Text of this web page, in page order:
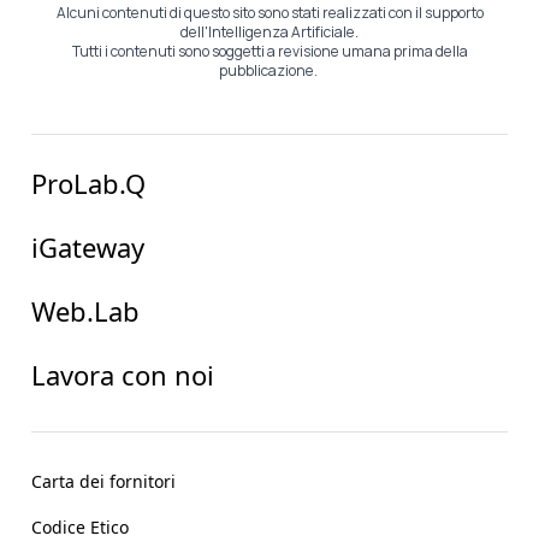
Alcuni contenuti di questo sito sono stati realizzati con il supporto
dell'Intelligenza Artificiale.
Tutti i contenuti sono soggetti a revisione umana prima della
pubblicazione.
ProLab.Q
iGateway
Web.Lab
Lavora con noi
Carta dei fornitori
Codice Etico